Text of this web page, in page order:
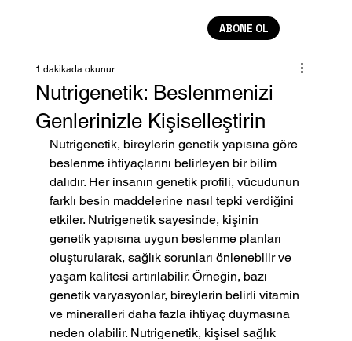
ABONE OL
Nutrigenetik: Beslenmenizi
Genlerinizle Kişiselleştirin
1 dakikada okunur
Nutrigenetik, bireylerin genetik yapısına göre
beslenme ihtiyaçlarını belirleyen bir bilim
dalıdır. Her insanın genetik profili, vücudunun
farklı besin maddelerine nasıl tepki verdiğini
etkiler. Nutrigenetik sayesinde, kişinin
genetik yapısına uygun beslenme planları
oluşturularak, sağlık sorunları önlenebilir ve
yaşam kalitesi artırılabilir. Örneğin, bazı
genetik varyasyonlar, bireylerin belirli vitamin
ve mineralleri daha fazla ihtiyaç duymasına
neden olabilir. Nutrigenetik, kişisel sağlık